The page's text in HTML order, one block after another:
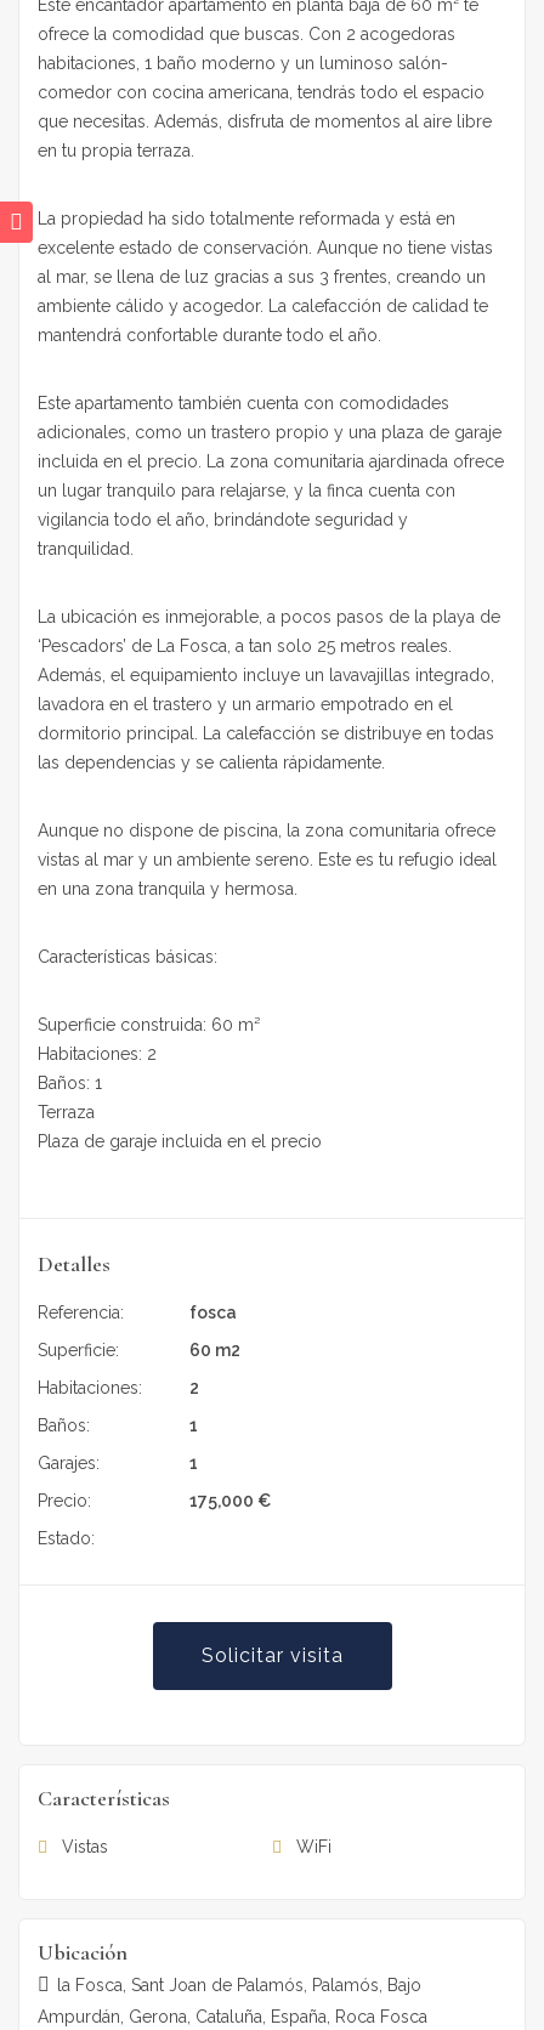
Este encantador apartamento en planta baja de 60 m² te
ofrece la comodidad que buscas. Con 2 acogedoras
habitaciones, 1 baño moderno y un luminoso salón-
comedor con cocina americana, tendrás todo el espacio
que necesitas. Además, disfruta de momentos al aire libre
en tu propia terraza.
La propiedad ha sido totalmente reformada y está en
excelente estado de conservación. Aunque no tiene vistas
al mar, se llena de luz gracias a sus 3 frentes, creando un
ambiente cálido y acogedor. La calefacción de calidad te
mantendrá confortable durante todo el año.
Este apartamento también cuenta con comodidades
adicionales, como un trastero propio y una plaza de garaje
incluida en el precio. La zona comunitaria ajardinada ofrece
un lugar tranquilo para relajarse, y la finca cuenta con
vigilancia todo el año, brindándote seguridad y
tranquilidad.
La ubicación es inmejorable, a pocos pasos de la playa de
‘Pescadors’ de La Fosca, a tan solo 25 metros reales.
Además, el equipamiento incluye un lavavajillas integrado,
lavadora en el trastero y un armario empotrado en el
dormitorio principal. La calefacción se distribuye en todas
las dependencias y se calienta rápidamente.
Aunque no dispone de piscina, la zona comunitaria ofrece
vistas al mar y un ambiente sereno. Este es tu refugio ideal
en una zona tranquila y hermosa.
Características básicas:
Superficie construida: 60 m²
Habitaciones: 2
Baños: 1
Terraza
Plaza de garaje incluida en el precio
Detalles
Referencia:
fosca
Superficie:
60 m2
Habitaciones:
2
Baños:
1
Garajes:
1
Precio:
175,000 €
Estado:
Solicitar visita
Características
Vistas WiFi
Ubicación
la Fosca, Sant Joan de Palamós, Palamós, Bajo
Ampurdán, Gerona, Cataluña, España, Roca Fosca